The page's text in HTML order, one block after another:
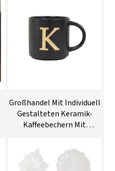
Großhandel Mit Individuell
Gestalteten Keramik-
Kaffeebechern Mit